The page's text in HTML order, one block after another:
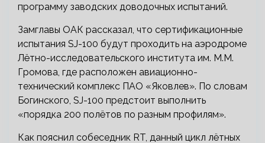
программу заводских доводочных испытаний.
Замглавы ОАК рассказал, что сертификационные
испытания SJ-100 будут проходить на аэродроме
Лётно-исследовательского института им. М.М.
Громова, где расположен авиационно-
технический комплекс ПАО «Яковлев». По словам
Богинского, SJ-100 предстоит выполнить
«порядка 200 полётов по разным профилям».
Как пояснил собеседник RT, данный цикл лётных